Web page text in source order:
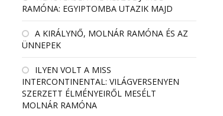
RAMÓNA: EGYIPTOMBA UTAZIK MAJD
A KIRÁLYNŐ, MOLNÁR RAMÓNA ÉS AZ
ÜNNEPEK
ILYEN VOLT A MISS
INTERCONTINENTAL: VILÁGVERSENYEN
SZERZETT ÉLMÉNYEIRŐL MESÉLT
MOLNÁR RAMÓNA